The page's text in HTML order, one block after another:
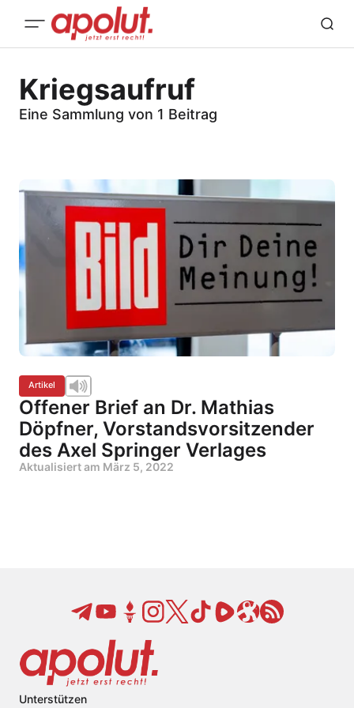
Kriegsaufruf
Eine Sammlung von 1 Beitrag
Artikel
Offener Brief an Dr. Mathias
Döpfner, Vorstandsvorsitzender
des Axel Springer Verlages
Aktualisiert am März 5, 2022
Unterstützen